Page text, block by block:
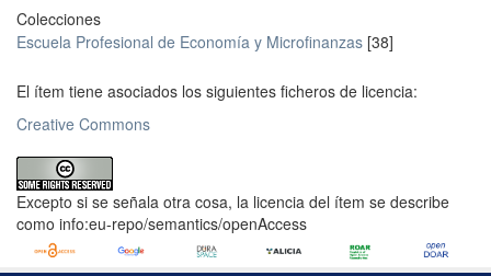
Colecciones
Escuela Profesional de Economía y Microfinanzas [38]
El ítem tiene asociados los siguientes ficheros de licencia:
Creative Commons
Excepto si se señala otra cosa, la licencia del ítem se describe
como info:eu-repo/semantics/openAccess